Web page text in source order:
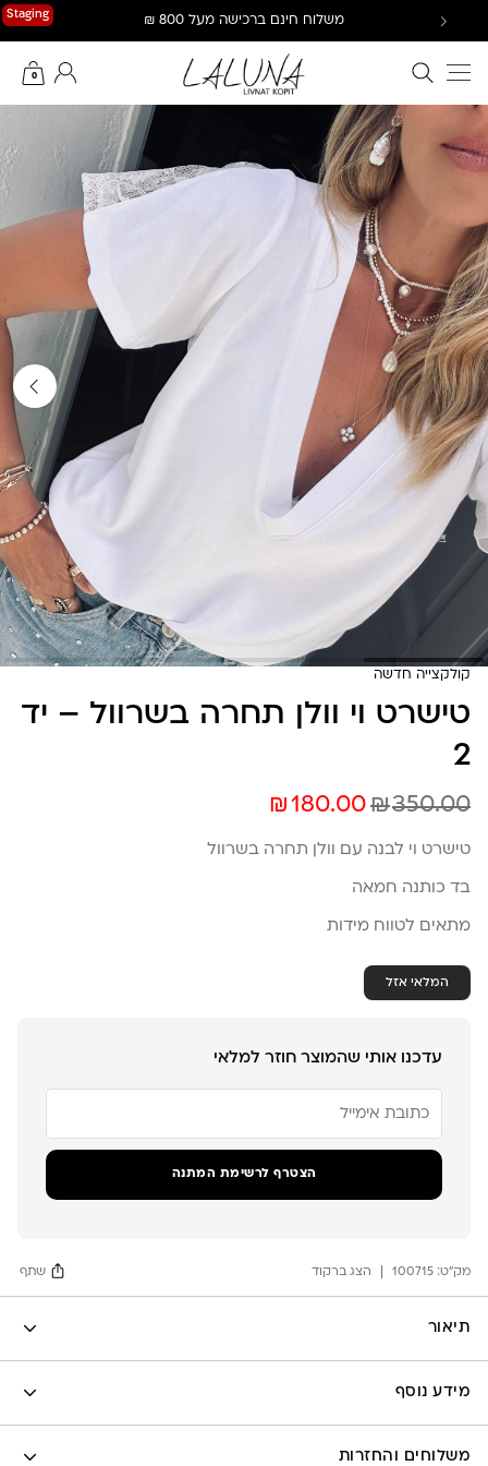
Staging משלוח חינם ברכישה מעל 800 ₪
חיפוש באתר
0
החשבון שלי
קולקצייה חדשה
טישרט וי וולן תחרה בשרוול – יד
2
₪180.00₪350.00
טישרט וי לבנה עם וולן תחרה בשרוול
בד כותנה חמאה
מתאים לטווח מידות
המלאי אזל
עדכנו אותי שהמוצר חוזר למלאי
את
כתובת
הדוא"ל
כדי
עבור
מוצר
הצטרף לרשימת המתנה
מק"ט: 100715 הצג ברקוד שתף
תיאור
מידע נוסף
משלוחים והחזרות